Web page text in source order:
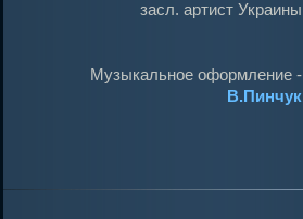
засл. артист Украины
Музыкальное оформление -
В.Пинчук